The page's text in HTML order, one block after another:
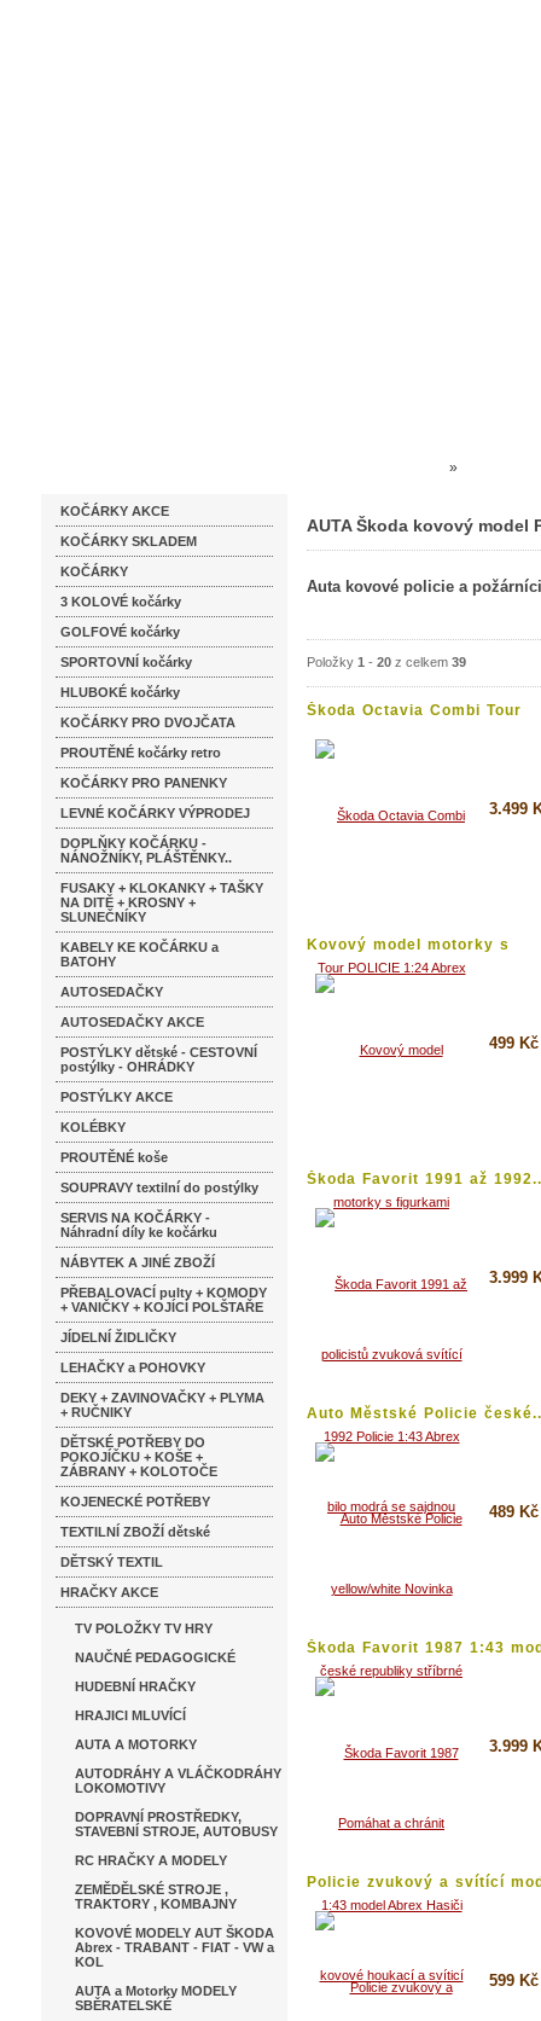
KOČÁRKY AKCE
KOČÁRKY SKLADEM
KOČÁRKY
3 KOLOVÉ kočárky
GOLFOVÉ kočárky
SPORTOVNÍ kočárky
HLUBOKÉ kočárky
KOČÁRKY PRO DVOJČATA
PROUTĚNÉ kočárky retro
KOČÁRKY PRO PANENKY
LEVNÉ KOČÁRKY VÝPRODEJ
DOPLŇKY KOČÁRKU -
NÁNOŽNÍKY, PLÁŠTĚNKY..
FUSAKY + KLOKANKY + TAŠKY
NA DITĚ + KROSNY +
SLUNEČNÍKY
KABELY KE KOČÁRKU a
BATOHY
AUTOSEDAČKY
AUTOSEDAČKY AKCE
POSTÝLKY dětské - CESTOVNÍ
postýlky - OHRÁDKY
POSTÝLKY AKCE
KOLÉBKY
PROUTĚNÉ koše
SOUPRAVY textilní do postýlky
SERVIS NA KOČÁRKY -
Náhradní díly ke kočárku
NÁBYTEK A JINÉ ZBOŽÍ
PŘEBALOVACÍ pulty + KOMODY
+ VANIČKY + KOJÍCÍ POLŠTAŘE
JÍDELNÍ ŽIDLIČKY
LEHAČKY a POHOVKY
DEKY + ZAVINOVAČKY + PLYMA
+ RUČNIKY
DĚTSKÉ POTŘEBY DO
POKOJÍČKU + KOŠE +
ZÁBRANY + KOLOTOČE
KOJENECKÉ POTŘEBY
TEXTILNÍ ZBOŽÍ dětské
DĚTSKÝ TEXTIL
HRAČKY AKCE
TV POLOŽKY TV HRY
NAUČNÉ PEDAGOGICKÉ
HUDEBNÍ HRAČKY
HRAJICI MLUVÍCÍ
AUTA A MOTORKY
AUTODRÁHY A VLÁČKODRÁHY
LOKOMOTIVY
DOPRAVNÍ PROSTŘEDKY,
STAVEBNÍ STROJE, AUTOBUSY
RC HRAČKY A MODELY
ZEMĚDĚLSKÉ STROJE ,
TRAKTORY , KOMBAJNY
KOVOVÉ MODELY AUT ŠKODA
Abrex - TRABANT - FIAT - VW a
KOL
AUTA a Motorky MODELY
SBĚRATELSKÉ
»
AUTA Škoda kovový model
AUTA Škoda kovový model
Auta kovové policie a požárníci
Položky 1 - 20 z celkem 39
Škoda Octavia Combi Tour
3.499
Kovový model motorky s
figurkami...
499 Kč
Škoda Favorit 1991 až
3.999
Auto Městské Policie
489 Kč
Škoda Favorit 1987 1:43
3.999
Policie zvukový a svítící
599 Kč